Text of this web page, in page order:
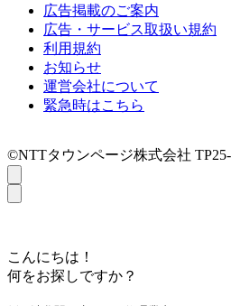
広告掲載のご案内
広告・サービス取扱い規約
利用規約
お知らせ
運営会社について
緊急時はこちら
©NTTタウンページ株式会社 TP25-
こんにちは！
何をお探しですか？